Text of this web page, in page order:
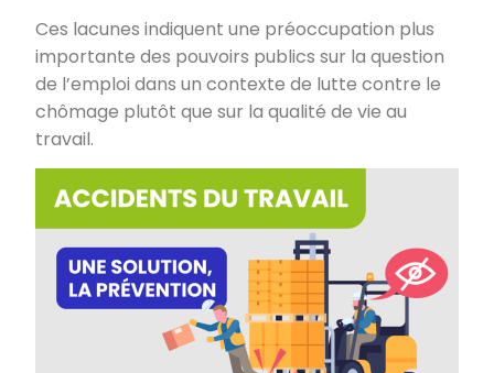
Ces lacunes indiquent une préoccupation plus
importante des pouvoirs publics sur la question
de l’emploi dans un contexte de lutte contre le
chômage plutôt que sur la qualité de vie au
travail.